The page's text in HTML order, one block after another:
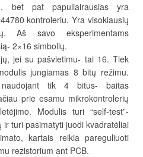
bet pat papuliairausias yra
kontroleriu. Yra visokiausių
Aš savo eksperimentams
2×16 simbolių.
jei su pašvietimu- tai 16. Tiek
jungiamas 8 bitų režimu.
tik 4 bitus- baitas
prie esamu mikrokontrolerių
Modulis turi “self-test”-
turi pasimatyti juodi kvadratėliai
kartais reikia pareguliuoti
rezistorium ant PCB.